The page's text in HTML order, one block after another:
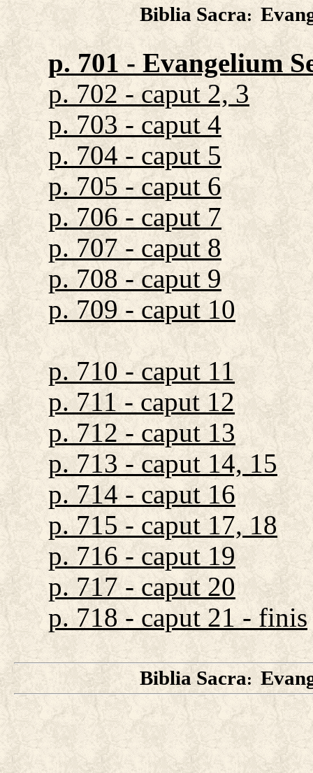
Biblia Sacra:
p. 701 - Evangelium
p. 702 - caput 2, 3
p. 703 - caput 4
p. 704 - caput 5
p. 705 - caput 6
p. 706 - caput 7
p. 707 - caput 8
p. 708 - caput 9
p. 709 - caput 10
p. 710 - caput 11
p. 711 - caput 12
p. 712 - caput 13
p. 713 - caput 14, 15
p. 714 - caput 16
p. 715 - caput 17, 18
p. 716 - caput 19
p. 717 - caput 20
p. 718 - caput 21 - finis
Biblia Sacra: